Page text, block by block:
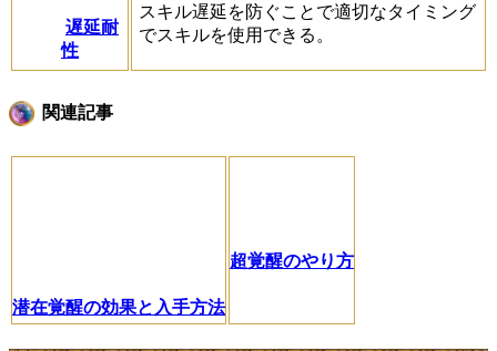
遅延耐
性
スキル遅延を防ぐことで適切なタイミング
でスキルを使用できる。
関連記事
潜在覚醒の効果と入手方法
超覚醒のやり方